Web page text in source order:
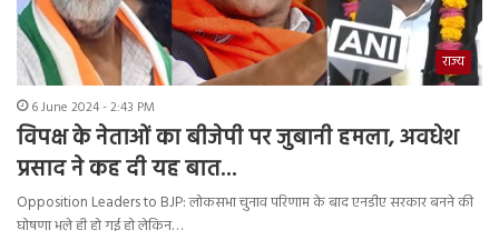
राज्य
6 June 2024 - 2:43 PM
विपक्ष के नेताओं का बीजेपी पर जुबानी हमला, अवधेश
प्रसाद ने कह दी यह बात…
Opposition Leaders to BJP: लोकसभा चुनाव परिणाम के बाद एनडीए सरकार बनने की
घोषणा भले ही हो गई हो लेकिन…